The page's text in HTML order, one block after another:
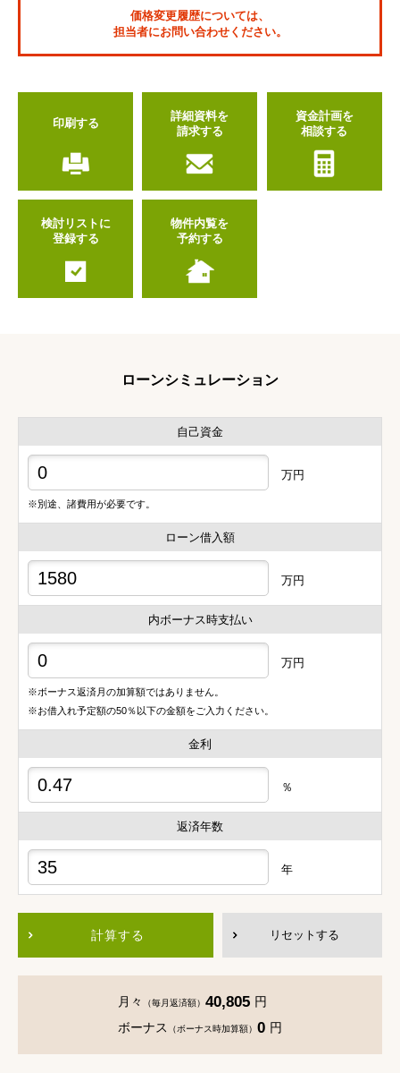
価格変更履歴については、
担当者にお問い合わせください。
印刷する
詳細資料を
請求する
資金計画を
相談する
検討リストに
登録する
物件内覧を
予約する
ローンシミュレーション
自己資金
万円
※別途、諸費用が必要です。
ローン借入額
万円
内ボーナス時支払い
万円
※ボーナス返済月の加算額ではありません。
※お借入れ予定額の50％以下の金額をご入力ください。
金利
％
返済年数
年
計算する リセットする
月々 （毎月返済額） 40,805 円
ボーナス
（ボーナス時加算額） 0 円